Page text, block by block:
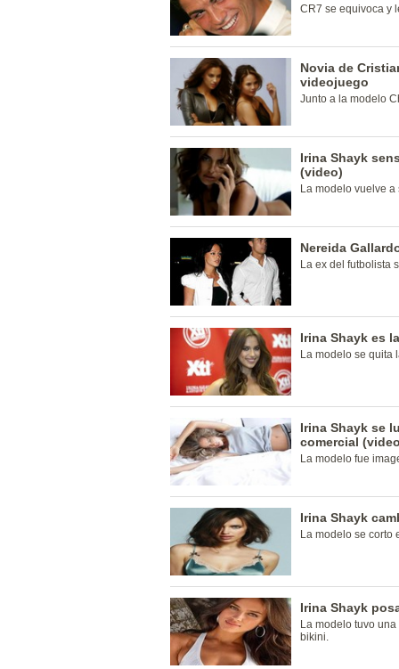
CR7 se equivoca y
Novia de
videojuego
Junto a la modelo
Irina Shayk
(video)
La modelo vuelve
Nereida
La ex del futbolista
Irina Shayk es
La modelo se quita
Irina Shayk se
comercial
La modelo fue
Irina Shayk
La modelo se corto
Irina Shayk
La modelo tuvo
bikini.